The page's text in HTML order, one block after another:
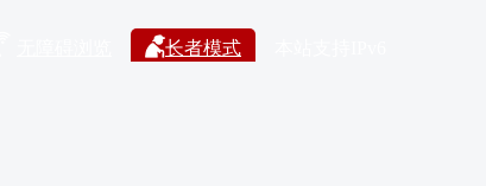
长者模式